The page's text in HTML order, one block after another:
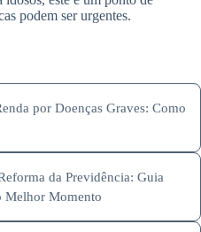
podem ser urgentes.
por Doenças Graves: Como
da Previdência: Guia
Melhor Momento